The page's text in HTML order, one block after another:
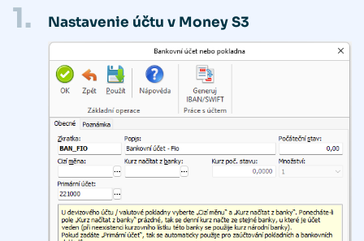
1. Nastavenie účtu v Money S3